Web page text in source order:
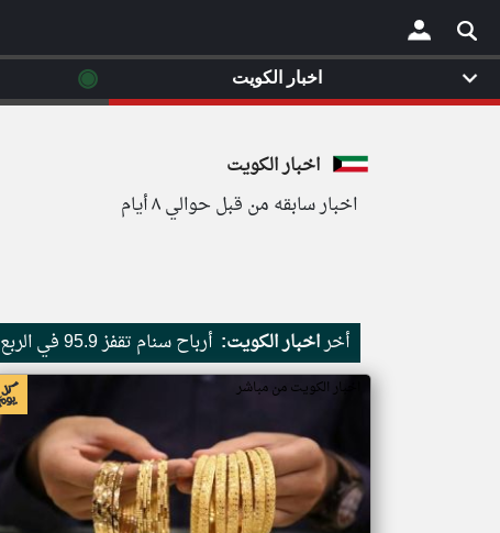
×
اخبار الكويت
اخبار سابقه من قبل حوالي ٨ أيام
أخراخبار الكويت: أرباح سنام تقفز 95.9 في الربع الثاني
اخبار الكويت من مباشر
اخبار الكويت ◉